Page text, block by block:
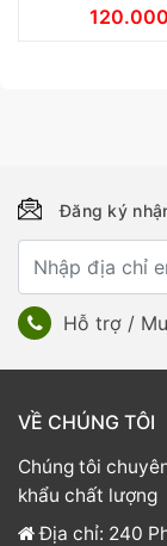
120.000
Đăng ký
Hỗ trợ /
VỀ CHÚNG TÔI
Chúng tôi
khẩu chất lượng
Địa chỉ: 240